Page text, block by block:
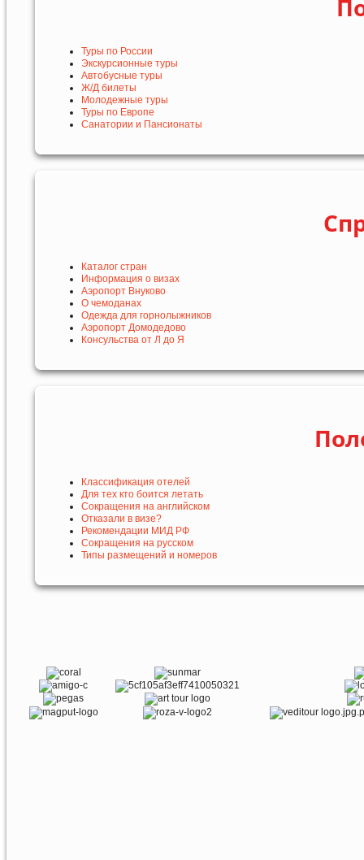
Туры по России
Экскурсионные туры
Автобусные туры
Ж/Д билеты
Молодежные туры
Туры по Европе
Санатории и Пансионаты
Каталог стран
Информация о визах
Аэропорт Внуково
О чемоданах
Одежда для горнолыжников
Аэропорт Домодедово
Консульства от Л до Я
Классификация отелей
Для тех кто боится летать
Сокращения на английском
Отказали в визе?
Рекомендации МИД РФ
Сокращения на русском
Типы размещений и номеров